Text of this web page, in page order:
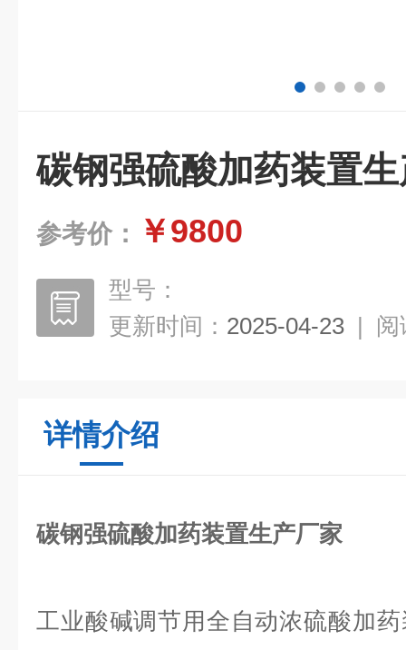
碳钢强硫酸加药装置
参考价： ￥9800
型号：
更新时间： 2025-04-23 | 阅
详情介绍
碳钢强硫酸加药装置生产厂家
工业酸碱调节用全自动浓硫酸加